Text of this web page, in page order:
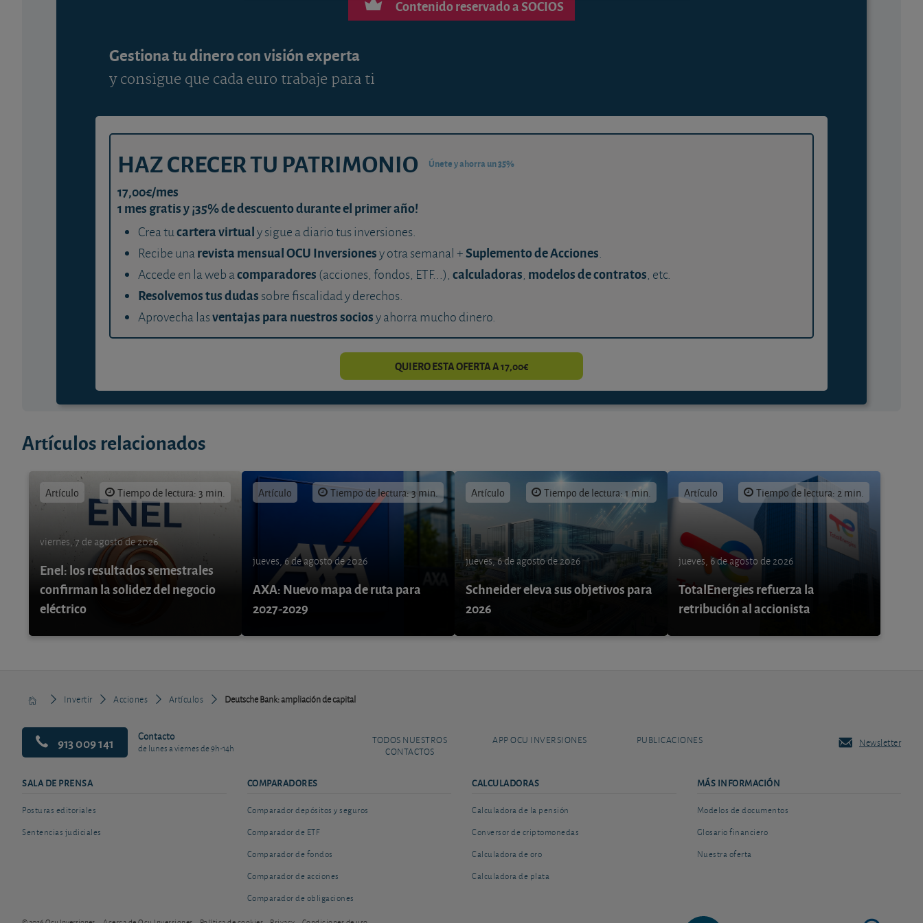
Contenido reservado a SOCIOS
Gestiona tu dinero con visión experta
y consigue que cada euro trabaje para ti
HAZ CRECER TU PATRIMONIO Únete y ahorra un 35%
17,00€/mes
1 mes gratis y ¡35% de descuento durante el primer año!
Crea tucartera virtualy sigue a diario tus inversiones.
Recibe unarevista mensual OCU Inversionesy otra semanal +Suplemento de Acciones.
Accede en la web acomparadores (acciones, fondos, ETF...), calculadoras, modelos de contratos, etc.
Resolvemos tus dudas sobre fiscalidad y derechos.
Aprovecha lasventajas para nuestros sociosy ahorra mucho dinero.
QUIERO ESTA OFERTA A 17,00€
Artículos relacionados
Artículo Tiempo de lectura: 3 min.
viernes, 7 de agosto de 2026
Enel: los resultados semestrales
confirman la solidez del negocio
eléctrico
Artículo Tiempo de lectura: 3 min.
jueves, 6 de agosto de 2026
AXA: Nuevo mapa de ruta para
2027-2029
Artículo Tiempo de lectura: 1 min.
jueves, 6 de agosto de 2026
Schneider eleva sus objetivos para
2026
Artículo Tiempo de lectura: 2 min.
jueves, 6 de agosto de 2026
TotalEnergies refuerza la
retribución al accionista
Invertir Acciones Artículos Deutsche Bank: ampliación de capital
913 009 141 Contacto
de lunes a viernes de 9h-14h
TODOS NUESTROS
CONTACTOS
APP OCU INVERSIONES PUBLICACIONES Newsletter
SALA DE PRENSA
Posturas editoriales
Sentencias judiciales
COMPARADORES
Comparador depósitos y seguros
Comparador de ETF
Comparador de fondos
Comparador de acciones
Comparador de obligaciones
CALCULADORAS
Calculadora de la pensión
Conversor de criptomonedas
Calculadora de oro
Calculadora de plata
MÁS INFORMACIÓN
Modelos de documentos
Glosario financiero
Nuestra oferta